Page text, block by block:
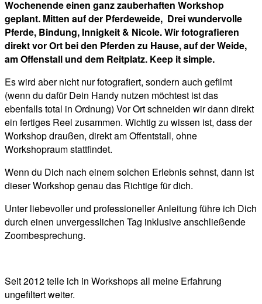
Wochenende einen ganz zauberhaften Workshop
geplant. Mitten auf der Pferdeweide, Drei wundervolle
Pferde, Bindung, Innigkeit & Nicole. Wir fotografieren
direkt vor Ort bei den Pferden zu Hause, auf der Weide,
am Offenstall und dem Reitplatz. Keep it simple.
Es wird aber nicht nur fotografiert, sondern auch gefilmt
(wenn du dafür Dein Handy nutzen möchtest ist das
ebenfalls total in Ordnung) Vor Ort schneiden wir dann direkt
ein fertiges Reel zusammen. Wichtig zu wissen ist, dass der
Workshop draußen, direkt am Offentstall, ohne
Workshopraum stattfindet.
Wenn du Dich nach einem solchen Erlebnis sehnst, dann ist
dieser Workshop genau das Richtige für dich.
Unter liebevoller und professioneller Anleitung führe ich Dich
durch einen unvergesslichen Tag inklusive anschließende
Zoombesprechung.
Seit 2012 teile ich in Workshops all meine Erfahrung
ungefiltert weiter.